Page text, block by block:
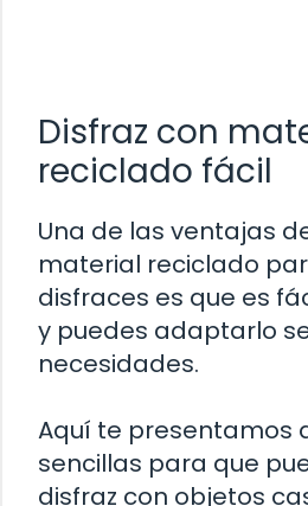
Disfraz con
reciclado fácil
Una de las ventajas
material reciclado
disfraces es que es
y puedes adaptarlo
necesidades.
Aquí te presentamos
sencillas para que
disfraz con objetos